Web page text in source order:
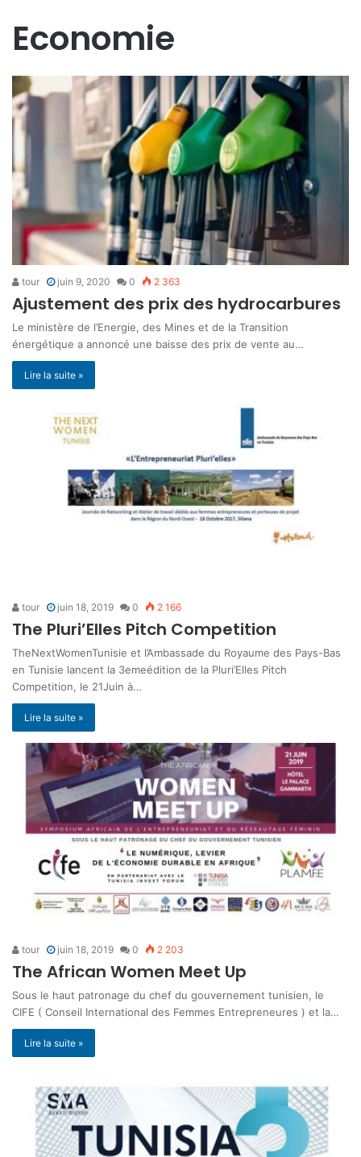
Economie
tour juin 9, 2020 0 2 363
Ajustement des prix des hydrocarbures
Le ministère de l’Energie, des Mines et de la Transition
énergétique a annoncé une baisse des prix de vente au…
Lire la suite »
tour juin 18, 2019 0 2 166
The Pluri’Elles Pitch Competition
TheNextWomenTunisie et l’Ambassade du Royaume des Pays-Bas
en Tunisie lancent la 3emeédition de la Pluri’Elles Pitch
Competition, le 21Juin à…
Lire la suite »
tour juin 18, 2019 0 2 203
The African Women Meet Up
Sous le haut patronage du chef du gouvernement tunisien, le
CIFE ( Conseil International des Femmes Entrepreneures ) et la…
Lire la suite »